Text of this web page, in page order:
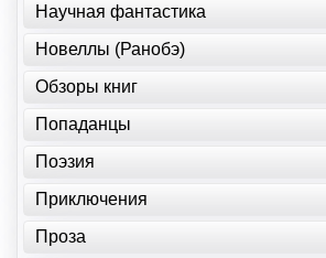
Научная фантастика
Новеллы (Ранобэ)
Обзоры книг
Попаданцы
Поэзия
Приключения
Проза